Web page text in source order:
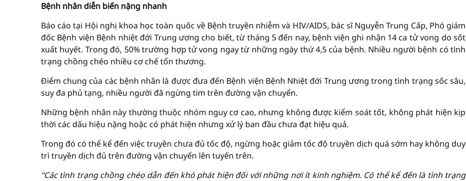
Bệnh nhân diễn biến nặng nhanh
Báo cáo tại Hội nghị khoa học toàn quốc về Bệnh truyền nhiễm và HIV/AIDS, bác sĩ Nguyễn Trung Cấp, Phó giám
đốc Bệnh viện Bệnh nhiệt đới Trung ương cho biết, từ tháng 5 đến nay, bệnh viện ghi nhận 14 ca tử vong do sốt
xuất huyết. Trong đó, 50% trường hợp tử vong ngay từ những ngày thứ 4,5 của bệnh. Nhiều người bệnh có tình
trạng chồng chéo nhiều cơ chế tổn thương.
Điểm chung của các bệnh nhân là được đưa đến Bệnh viện Bệnh Nhiệt đới Trung ương trong tình trạng sốc sâu,
suy đa phủ tạng, nhiều người đã ngừng tim trên đường vận chuyển.
Những bệnh nhân này thường thuộc nhóm nguy cơ cao, nhưng không được kiểm soát tốt, không phát hiện kịp
thời các dấu hiệu nặng hoặc có phát hiện nhưng xử lý ban đầu chưa đạt hiệu quả.
Trong đó có thể kể đến việc truyền chưa đủ tốc độ, ngừng hoặc giảm tốc độ truyền dịch quá sớm hay không duy
trì truyền dịch đủ trên đường vận chuyển lên tuyến trên.
“Các tình trạng chồng chéo dẫn đến khó phát hiện đối với những nơi ít kinh nghiệm. Có thể kể đến là tình trạng